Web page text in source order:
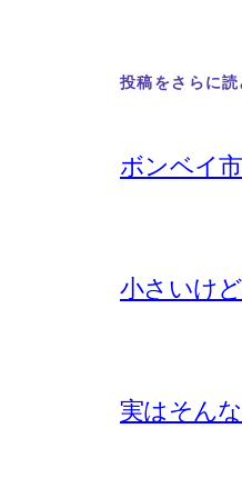
投稿をさらに
ボンベイ
小さいけ
実はそん